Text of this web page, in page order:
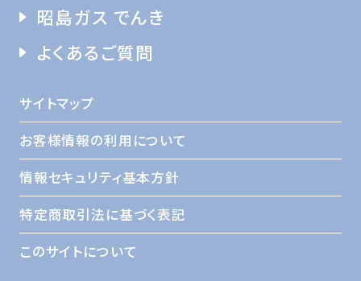
昭島ガス でんき
よくあるご質問
サイトマップ
お客様情報の利用について
情報セキュリティ基本方針
特定商取引法に基づく表記
このサイトについて